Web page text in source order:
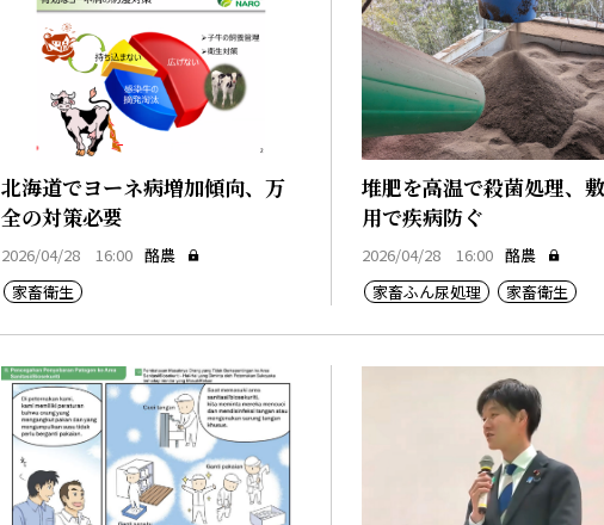
北海道でヨーネ病増加傾向、万
全の対策必要
2026/04/28 16:00 酪農
家畜衛生
堆肥を高温で殺菌処理、
用で疾病防ぐ
2026/04/28 16:00 酪農
家畜ふん尿処理
家畜衛生